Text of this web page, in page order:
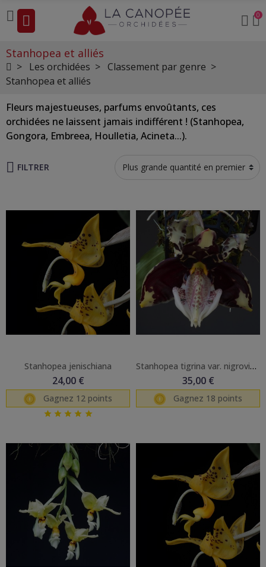
0
Stanhopea et alliés
Les orchidées
Classement par genre
Stanhopea et alliés
Fleurs majestueuses, parfums envoûtants, ces
orchidées ne laissent jamais indifférent ! (Stanhopea,
Gongora, Embreea, Houlletia, Acineta...).
FILTRER
Stanhopea jenischiana
24,00 €
Gagnez 12 points
    
Stanhopea tigrina var. nigroviolacea
35,00 €
Gagnez 18 points